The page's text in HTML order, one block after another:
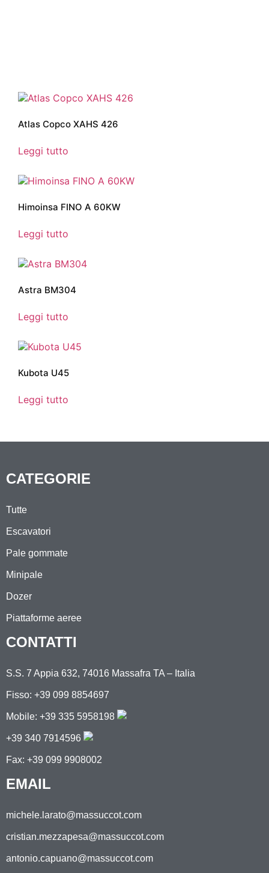
Atlas Copco XAHS 426
Leggi tutto
Himoinsa FINO A 60KW
Leggi tutto
Astra BM304
Leggi tutto
Kubota U45
Leggi tutto
CATEGORIE
Tutte
Escavatori
Pale gommate
Minipale
Dozer
Piattaforme aeree
CONTATTI
S.S. 7 Appia 632, 74016 Massafra TA – Italia
Fisso: +39 099 8854697
Mobile: +39 335 5958198
+39 340 7914596
Fax: +39 099 9908002
EMAIL
michele.larato@massuccot.com
cristian.mezzapesa@massuccot.com
antonio.capuano@massuccot.com